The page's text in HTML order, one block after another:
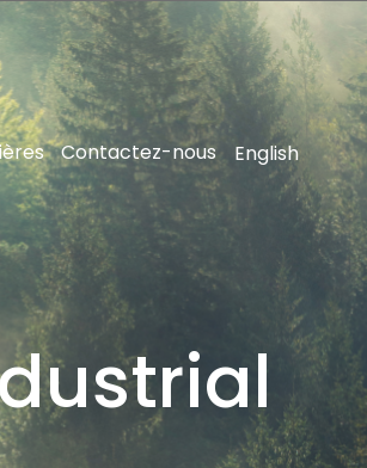
Contactez-nous English